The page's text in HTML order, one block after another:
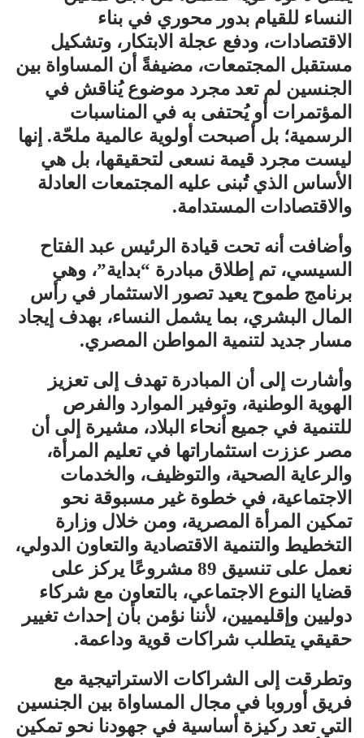
النساء للقيام بدور محوري في بناء
الاقتصادات، ودفع عجلة الابتكار، وتشكيل
مستقبل المجتمعات، مضيفةً أن المساواة بين
الجنسين لم تعد مجرد موضوع يُناقش في
المؤتمرات أو يُحتفى به في المناسبات
الرسمية؛ بل أصبحت أولوية عالمية ملحّة. إنها
ليست مجرد قيمة نسعى لتحقيقها، بل هي
الأساس الذي تُبنى عليه المجتمعات العادلة
والاقتصادات المستدامة.
وأضافت أنه تحت قيادة الرئيس عبد الفتاح
السيسي، تم إطلاق مبادرة “بداية”، وهي
برنامج طموح يعيد تصور الاستثمار في رأس
المال البشري، بما يشمل النساء، بهدف إيجاد
مسار جديد لتنمية المواطن المصري.
وأشارت إلى أن المبادرة تهدف إلى تعزيز
الهوية الوطنية، وتوفير الموارد والفرص
للتنمية في جميع أنحاء البلاد، مشيرة إلى أن
مصر عززت استثماراتها في تعليم المرأة،
والرعاية الصحية، والتوظيف، والخدمات
الاجتماعية، في خطوة غير مسبوقة نحو
تمكين المرأة المصرية، ومن خلال وزارة
التخطيط والتنمية الاقتصادية والتعاون الدولي،
نعمل على تنسيق 89 مشروعًا يركز على
قضايا النوع الاجتماعي، بالتعاون مع شركاء
دوليين وإقليميين، لأننا نؤمن بأن إحداث تغيير
حقيقي يتطلب شراكات قوية وداعمة.
وتطرقت إلى الشراكات الاستراتيجية مع
فريق أوروبا في مجال المساواة بين الجنسين
التي تعد ركيزة أساسية في جهودنا نحو تمكين